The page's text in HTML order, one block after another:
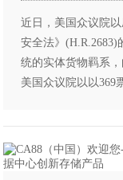
近日，美国众议院
安全法》
统的实体货物羁系
美国众议院以以369